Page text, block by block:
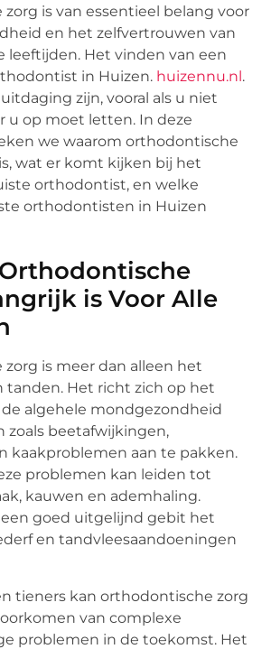
is van essentieel belang voor
en het zelfvertrouwen van
leeftijden. Het vinden van een
in Huizen. huizennu.nl .
zijn, vooral als u niet
u op moet letten. In deze
we waarom orthodontische
wat er komt kijken bij het
orthodontist, en welke
orthodontisten in Huizen
is Voor Alle
is meer dan alleen het
tanden. Het richt zich op het
algehele mondgezondheid
zoals beetafwijkingen,
kaakproblemen aan te pakken.
problemen kan leiden tot
kauwen en ademhaling.
goed uitgelijnd gebit het
en tandvleesaandoeningen
tieners kan orthodontische zorg
van complexe
problemen in de toekomst. Het